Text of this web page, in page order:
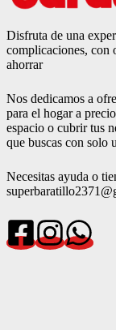
Disfruta de una
complicaciones, con
ahorrar
Nos dedicamos a
para el hogar a
espacio o cubrir tus
que buscas con solo
Necesitas ayuda o